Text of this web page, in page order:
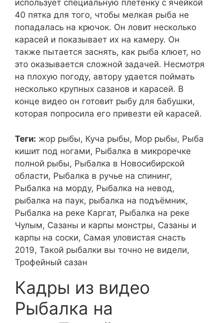
использует специальную плетенку с ячейкой
40 пятка для того, чтобы мелкая рыба не
попадалась на крючок. Он ловит несколько
карасей и показывает их на камеру. Он
также пытается заснять, как рыба клюет, но
это оказывается сложной задачей. Несмотря
на плохую погоду, автору удается поймать
несколько крупных сазанов и карасей. В
конце видео он готовит рыбу для бабушки,
которая попросила его привезти ей карасей.
Теги: жор рыбы, Куча рыбы, Мор рыбы, Рыба
кишит под ногами, Рыбалка в микроречке
полной рыбы, Рыбалка в Новосибирской
области, Рыбалка в ручье на спининг,
Рыбалка на морду, Рыбалка на невод,
рыбалка на паук, рыбалка на подъёмник,
Рыбалка на реке Каргат, Рыбалка на реке
Чулым, Сазаны и карпы монстры, Сазаны и
карпы на соски, Самая уловистая снасть
2019, Такой рыбалки вы точно не видели,
Трофейный сазан
Кадры из видео
Рыбалка на